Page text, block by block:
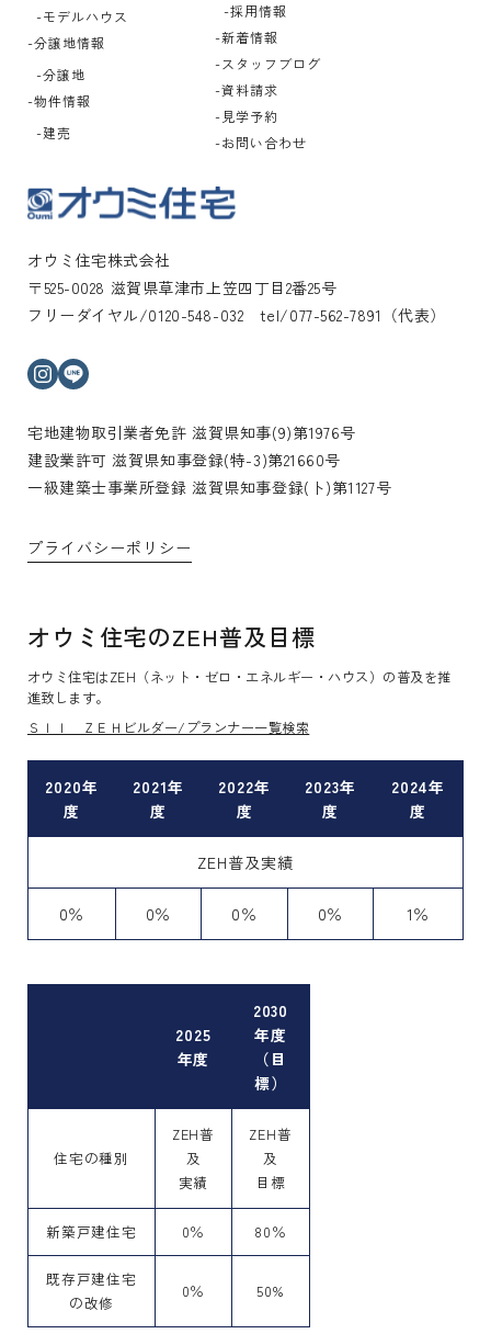
オウミ住宅株式会社
〒525-0028 滋賀県草津市上笠四丁目2番25号
フリーダイヤル/0120-548-032 tel/077-562-7891（代表）
インスタグラム
宅地建物取引業者免許 滋賀県知事(9)第1976号
建設業許可 滋賀県知事登録(特-3)第21660号
一級建築士事業所登録 滋賀県知事登録(ト)第1127号
プライバシーポリシー
オウミ住宅のZEH普及目標
オウミ住宅はZEH（ネット・ゼロ・エネルギー・ハウス）の普及を推
進致します。
ＳＩＩ ＺＥＨビルダー/プランナー一覧検索
2020年
度
2021年
度
2022年
度
2023年
度
2024年
度
ZEH普及実績
0％ 0％ 0％ 0％ 1％
2025
年度
2030
年度
（目
標）
住宅の種別
ZEH普
及
実績
ZEH普
及
目標
新築戸建住宅 0％ 80％
既存戸建住宅
の改修
0％ 50%
モデルハウス
分譲地情報
分譲地
物件情報
建売
採用情報
新着情報
スタッフブログ
資料請求
見学予約
お問い合わせ